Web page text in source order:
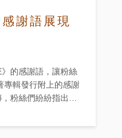
謝語展現
的感謝語，讓粉絲
粉絲們紛紛指出，